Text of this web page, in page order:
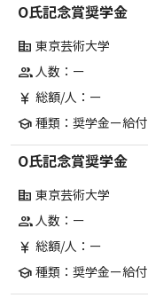
O氏記念賞奨学金
corporate_fare 東京芸術大学
group人数：ー
currency_yen 総額/人：ー
school 種類：奨学金ー給付
O氏記念賞奨学金
corporate_fare 東京芸術大学
group人数：ー
currency_yen 総額/人：ー
school 種類：奨学金ー給付